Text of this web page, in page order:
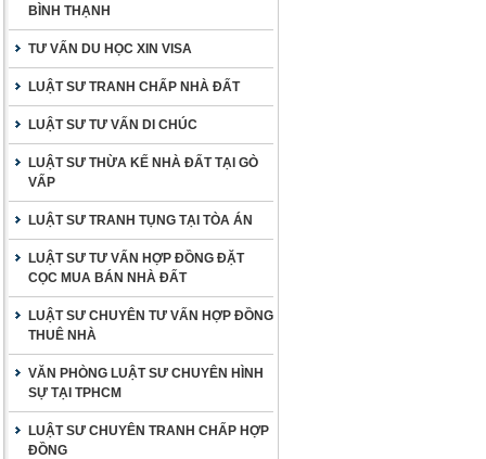
BÌNH THẠNH
TƯ VẤN DU HỌC XIN VISA
LUẬT SƯ TRANH CHẤP NHÀ ĐẤT
LUẬT SƯ TƯ VẤN DI CHÚC
LUẬT SƯ THỪA KẾ NHÀ ĐẤT TẠI GÒ
VẤP
LUẬT SƯ TRANH TỤNG TẠI TÒA ÁN
LUẬT SƯ TƯ VẤN HỢP ĐỒNG ĐẶT
CỌC MUA BÁN NHÀ ĐẤT
LUẬT SƯ CHUYÊN TƯ VẤN HỢP ĐỒNG
THUÊ NHÀ
VĂN PHÒNG LUẬT SƯ CHUYÊN HÌNH
SỰ TẠI TPHCM
LUẬT SƯ CHUYÊN TRANH CHẤP HỢP
ĐỒNG